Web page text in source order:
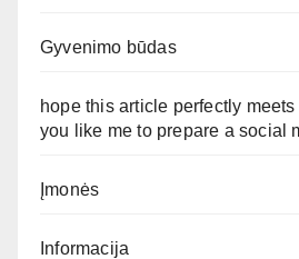
Gyvenimo būdas
hope this article perfectly
you like me to prepare a social
Įmonės
Informacija